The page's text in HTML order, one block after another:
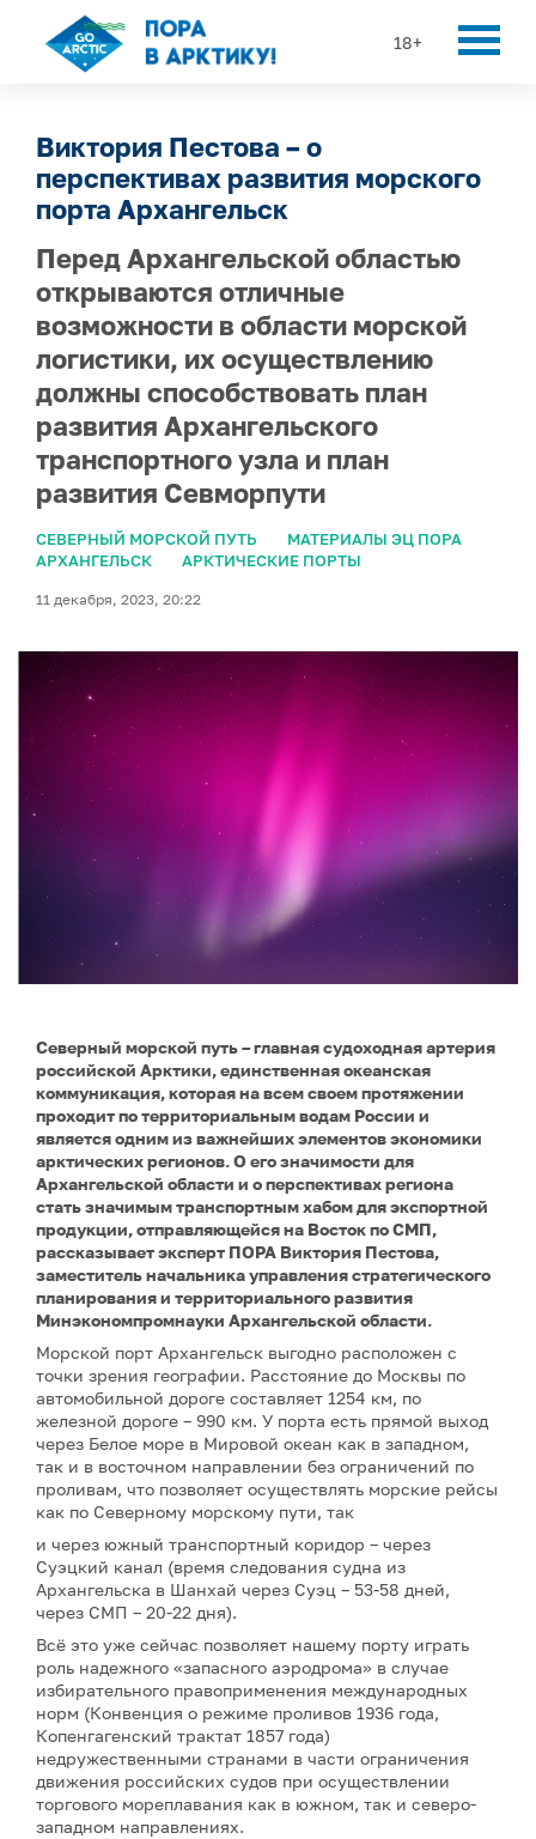
18+
Виктория Пестова – о
перспективах развития морского
порта Архангельск
Перед Архангельской областью
открываются отличные
возможности в области морской
логистики, их осуществлению
должны способствовать план
развития Архангельского
транспортного узла и план
развития Севморпути
СЕВЕРНЫЙ МОРСКОЙ ПУТЬ
МАТЕРИАЛЫ ЭЦ ПОРА
АРХАНГЕЛЬСК
АРКТИЧЕСКИЕ ПОРТЫ
11 декабря, 2023, 20:22
Северный морской путь – главная судоходная артерия
российской Арктики, единственная океанская
коммуникация, которая на всем своем протяжении
проходит по территориальным водам России и
является одним из важнейших элементов экономики
арктических регионов. О его значимости для
Архангельской области и о перспективах региона
стать значимым транспортным хабом для экспортной
продукции, отправляющейся на Восток по СМП,
рассказывает эксперт ПОРА Виктория Пестова,
заместитель начальника управления стратегического
планирования и территориального развития
Минэкономпромнауки Архангельской области.
Морской порт Архангельск выгодно расположен с
точки зрения географии. Расстояние до Москвы по
автомобильной дороге составляет 1254 км, по
железной дороге – 990 км. У порта есть прямой выход
через Белое море в Мировой океан как в западном,
так и в восточном направлении без ограничений по
проливам, что позволяет осуществлять морские рейсы
как по Северному морскому пути, так
и через южный транспортный коридор – через
Суэцкий канал (время следования судна из
Архангельска в Шанхай через Суэц – 53-58 дней,
через СМП – 20-22 дня).
Всё это уже сейчас позволяет нашему порту играть
роль надежного «запасного аэродрома» в случае
избирательного правоприменения международных
норм (Конвенция о режиме проливов 1936 года,
Копенгагенский трактат 1857 года)
недружественными странами в части ограничения
движения российских судов при осуществлении
торгового мореплавания как в южном, так и северо-
западном направлениях.